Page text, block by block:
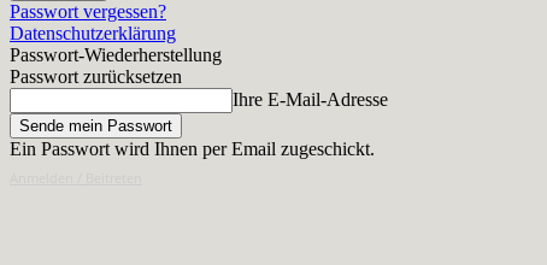
Passwort vergessen?
Datenschutzerklärung
Passwort-Wiederherstellung
Passwort zurücksetzen
Ihre E-Mail-Adresse
Ein Passwort wird Ihnen per Email zugeschickt.